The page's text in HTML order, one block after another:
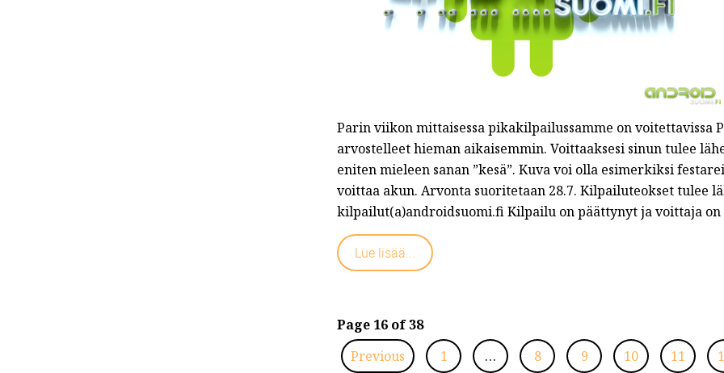
Parin viikon mittaisessa pikakilpailussamme on voitettavissa
arvostelleet hieman aikaisemmin. Voittaaksesi sinun tulee
eniten mieleen sanan ”kesä”. Kuva voi olla esimerkiksi
voittaa akun. Arvonta suoritetaan 28.7. Kilpailuteokset tulee
kilpailut(a)androidsuomi.fi Kilpailu on päättynyt ja voittaja
Lue lisää...
Page 16 of 38
Previous
1 … 8 9 10 11